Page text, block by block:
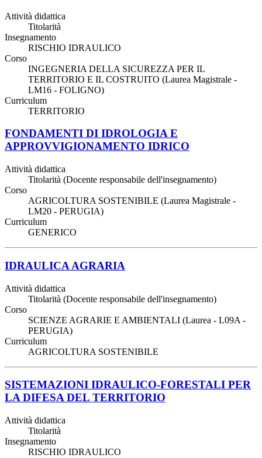
Attività didattica
Titolarità
Insegnamento
RISCHIO IDRAULICO
Corso
INGEGNERIA DELLA SICUREZZA PER IL
TERRITORIO E IL COSTRUITO (Laurea Magistrale -
LM16 - FOLIGNO)
Curriculum
TERRITORIO
FONDAMENTI DI IDROLOGIA E
APPROVVIGIONAMENTO IDRICO
Attività didattica
Titolarità (Docente responsabile dell'insegnamento)
Corso
AGRICOLTURA SOSTENIBILE (Laurea Magistrale -
LM20 - PERUGIA)
Curriculum
GENERICO
IDRAULICA AGRARIA
Attività didattica
Titolarità (Docente responsabile dell'insegnamento)
Corso
SCIENZE AGRARIE E AMBIENTALI (Laurea - L09A -
PERUGIA)
Curriculum
AGRICOLTURA SOSTENIBILE
SISTEMAZIONI IDRAULICO-FORESTALI PER
LA DIFESA DEL TERRITORIO
Attività didattica
Titolarità
Insegnamento
RISCHIO IDRAULICO